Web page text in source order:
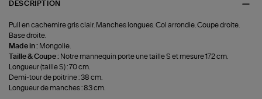
DESCRIPTION
Pull en cachemire gris clair. Manches longues. Col arrondie. Coupe droite.
Base droite.
Made in : Mongolie.
Taille & Coupe : Notre mannequin porte une taille S et mesure 172 cm.
Longueur (taille S) : 70 cm.
Demi-tour de poitrine : 38 cm.
Longueur de manches : 83 cm.